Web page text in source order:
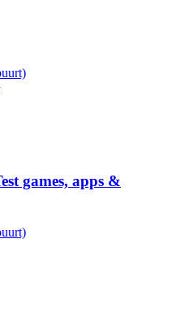
games, apps &